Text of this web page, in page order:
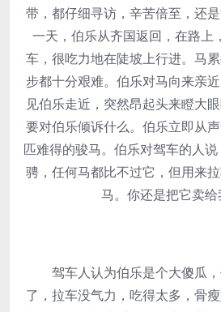
带，都仔细寻访，辛苦倍至，还是
一天，伯乐从齐国返回，在路上
车，很吃力地在陡坡上行进。马
步都十分艰难。伯乐对马向来亲
见伯乐走近，突然昂起头来瞪大
要对伯乐倾诉什么。伯乐立即从
匹难得的骏马。伯乐对驾车的人
骋，任何马都比不过它，但用来
马。你还是把它卖给
驾车人认为伯乐是个大傻瓜，
了，拉车没气力，吃得太多，骨